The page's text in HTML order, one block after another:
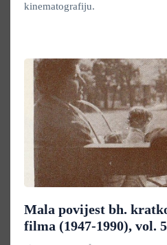
kinematografiju.
Mala povijest bh.
filma (1947-1990), vol. 5